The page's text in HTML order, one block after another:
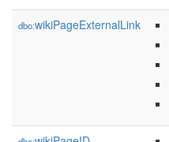
dbo:wikiPageExternalLink